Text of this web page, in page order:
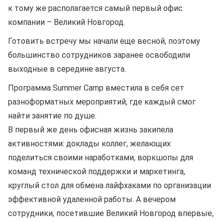
к тому же располагается самый первый офис
компании – Великий Новгород.
Готовить встречу мы начали еще весной, поэтому
большинство сотрудников заранее освободили
выходные в середине августа.
Программа Summer Camp вместила в себя сет
разноформатных мероприятий, где каждый смог
найти занятие по душе.
В первый же день офисная жизнь закипела
активностями: доклады коллег, желающих
поделиться своими наработками, воркшопы для
команд технической поддержки и маркетинга,
круглый стол для обмена лайфхаками по организации
эффективной удаленной работы. А вечером
сотрудники, посетившие Великий Новгород впервые,